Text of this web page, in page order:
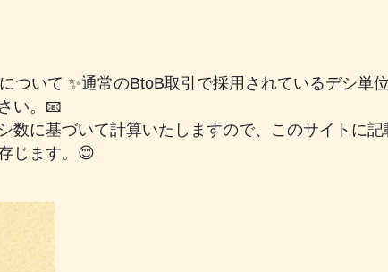
ついて ✨通常のBtoB取引で採用されているデシ
い。📧
数に基づいて計算いたしますので、このサイトに
じます。😊